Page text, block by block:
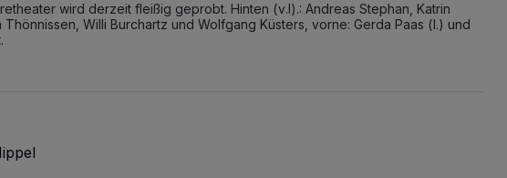
wird derzeit fleißig geprobt. Hinten (v.l).: Andreas Stephan, Katrin
Thönnissen, Willi Burchartz und Wolfgang Küsters, vorne: Gerda Paas (l.) und